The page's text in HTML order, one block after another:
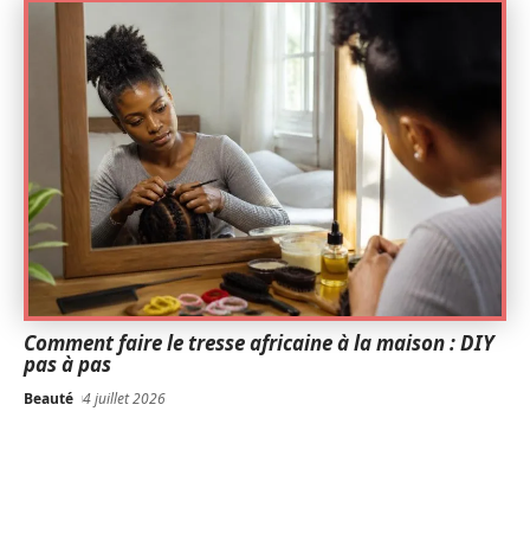
Comment faire le tresse africaine à la maison : DIY
pas à pas
Beauté 4 juillet 2026